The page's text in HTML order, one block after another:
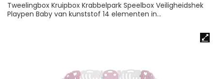
Tweelingbox Kruipbox Krabbelpark Speelbox Veiligheidshek
Playpen Baby van kunststof 14 elementen in…